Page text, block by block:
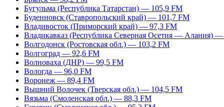
Бугульма (Республика Татарстан) — 105,9 FM
Буденновск (Ставропольский край) — 101,7 FM
Владивосток (Приморский край) — 97,3 FM
Владикавказ (Республика Северная Осетия — Алания)
Волгодонск (Ростовская обл.) — 103,2 FM
Волгоград — 92,6 FM
Волноваха (ДНР) — 99,5 FM
Вологда — 96,0 FM
Воронеж — 89,4 FM
Вышний Волочек (Тверская обл.) — 104,5 FM
Вязьма (Смоленская обл.) — 88,3 FM